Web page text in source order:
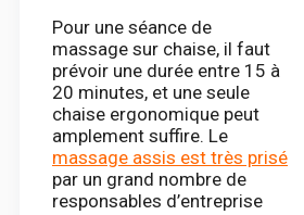
Pour une séance de
massage sur chaise, il faut
prévoir une durée entre 15 à
20 minutes, et une seule
chaise ergonomique peut
amplement suffire. Le
massage assis est très prisé
par un grand nombre de
responsables d’entreprise